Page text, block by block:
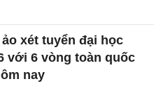
xét tuyển đại học
với 6 vòng toàn quốc
nay